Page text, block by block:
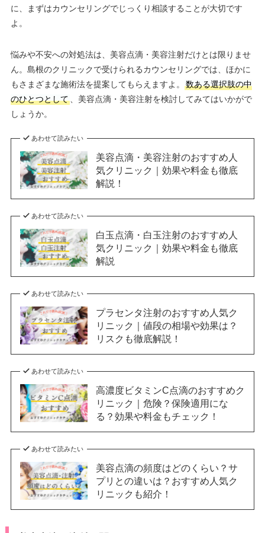
に、まずはカウンセリングでじっくり相談することが大切です
よ。
悩みや不安への対処法は、美容点滴・美容注射だけとは限りませ
ん。島根のクリニックで受けられるカウンセリングでは、ほかに
もさまざまな施術法を提案してもらえますよ。
数ある選択肢の中
のひとつとして、美容点滴・美容注射を検討してみてはいかがで
しょうか。
あわせて読みたい
美容点滴・美容注射のおすすめ人
気クリニック｜効果や料金も徹底
解説！
あわせて読みたい
白玉点滴・白玉注射のおすすめ人
気クリニック｜効果や料金も徹底
解説
あわせて読みたい
プラセンタ注射のおすすめ人気ク
リニック｜値段の相場や効果は？
リスクも徹底解説！
あわせて読みたい
高濃度ビタミンC点滴のおすすめク
リニック｜危険？保険適用にな
る？効果や料金もチェック！
あわせて読みたい
美容点滴の頻度はどのくらい？サ
プリとの違いは？おすすめ人気ク
リニックも紹介！